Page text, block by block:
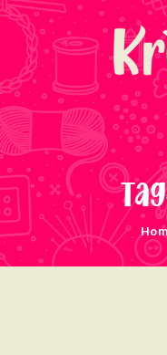
ACCUEIL
NOS
INFOS